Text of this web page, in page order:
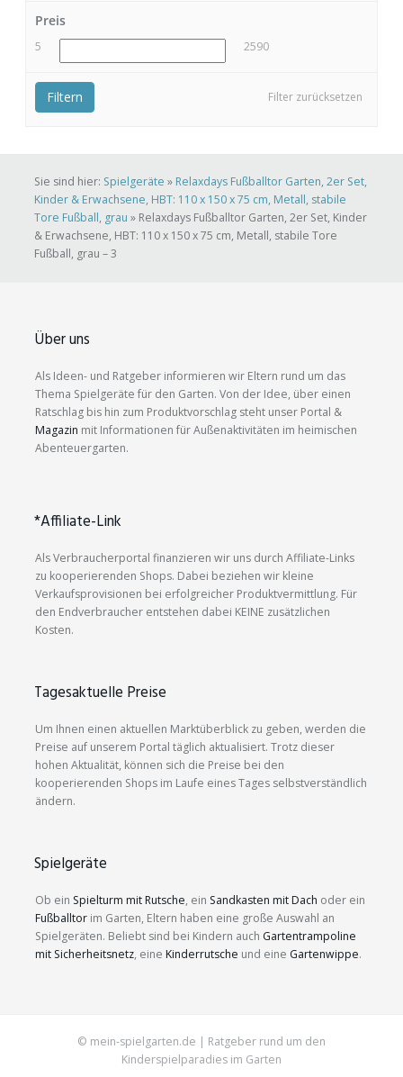
Preis
5 2590
Filter zurücksetzen
Filtern
Sie sind hier: Spielgeräte » Relaxdays Fußballtor Garten, 2er Set,
Kinder & Erwachsene, HBT: 110 x 150 x 75 cm, Metall, stabile
Tore Fußball, grau » Relaxdays Fußballtor Garten, 2er Set, Kinder
& Erwachsene, HBT: 110 x 150 x 75 cm, Metall, stabile Tore
Fußball, grau – 3
Über uns
Als Ideen- und Ratgeber informieren wir Eltern rund um das
Thema Spielgeräte für den Garten. Von der Idee, über einen
Ratschlag bis hin zum Produktvorschlag steht unser Portal &
Magazin mit Informationen für Außenaktivitäten im heimischen
Abenteuergarten.
*Affiliate-Link
Als Verbraucherportal finanzieren wir uns durch Affiliate-Links
zu kooperierenden Shops. Dabei beziehen wir kleine
Verkaufsprovisionen bei erfolgreicher Produktvermittlung. Für
den Endverbraucher entstehen dabei KEINE zusätzlichen
Kosten.
Tagesaktuelle Preise
Um Ihnen einen aktuellen Marktüberblick zu geben, werden die
Preise auf unserem Portal täglich aktualisiert. Trotz dieser
hohen Aktualität, können sich die Preise bei den
kooperierenden Shops im Laufe eines Tages selbstverständlich
ändern.
Spielgeräte
Ob ein Spielturm mit Rutsche, ein Sandkasten mit Dach oder ein
Fußballtor im Garten, Eltern haben eine große Auswahl an
Spielgeräten. Beliebt sind bei Kindern auch Gartentrampoline
mit Sicherheitsnetz, eine Kinderrutsche und eine Gartenwippe.
© mein-spielgarten.de | Ratgeber rund um den
Kinderspielparadies im Garten